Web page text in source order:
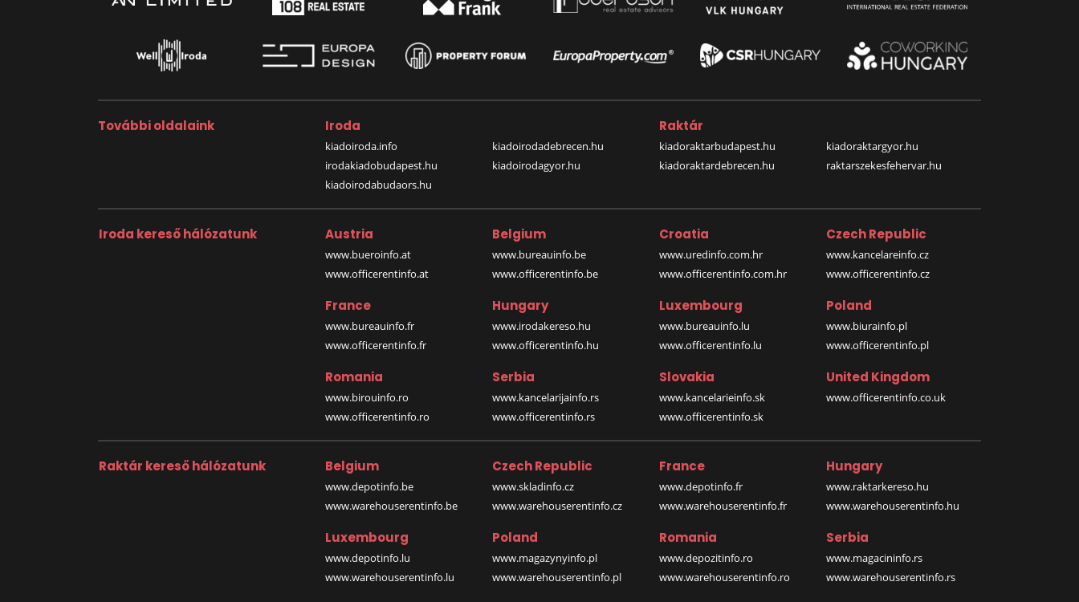
További oldalaink Iroda
kiadoiroda.info
irodakiadobudapest.hu
kiadoirodabudaors.hu
kiadoirodadebrecen.hu
kiadoirodagyor.hu
Raktár
kiadoraktarbudapest.hu
kiadoraktardebrecen.hu
kiadoraktargyor.hu
raktarszekesfehervar.hu
Iroda kereső hálózatunk Austria
www.bueroinfo.at
www.officerentinfo.at
Belgium
www.bureauinfo.be
www.officerentinfo.be
Croatia
www.uredinfo.com.hr
www.officerentinfo.com.hr
Czech Republic
www.kancelareinfo.cz
www.officerentinfo.cz
France
www.bureauinfo.fr
www.officerentinfo.fr
Hungary
www.irodakereso.hu
www.officerentinfo.hu
Luxembourg
www.bureauinfo.lu
www.officerentinfo.lu
Poland
www.biurainfo.pl
www.officerentinfo.pl
Romania
www.birouinfo.ro
www.officerentinfo.ro
Serbia
www.kancelarijainfo.rs
www.officerentinfo.rs
Slovakia
www.kancelarieinfo.sk
www.officerentinfo.sk
United Kingdom
www.officerentinfo.co.uk
Raktár kereső hálózatunk Belgium
www.depotinfo.be
www.warehouserentinfo.be
Czech Republic
www.skladinfo.cz
www.warehouserentinfo.cz
France
www.depotinfo.fr
www.warehouserentinfo.fr
Hungary
www.raktarkereso.hu
www.warehouserentinfo.hu
Luxembourg
www.depotinfo.lu
www.warehouserentinfo.lu
Poland
www.magazynyinfo.pl
www.warehouserentinfo.pl
Romania
www.depozitinfo.ro
www.warehouserentinfo.ro
Serbia
www.magacininfo.rs
www.warehouserentinfo.rs